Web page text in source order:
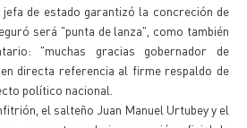
de estado garantizó la concreción de
será "punta de lanza", como también
"muchas gracias gobernador de
directa referencia al firme respaldo de
político nacional.
el salteño Juan Manuel Urtubey y el